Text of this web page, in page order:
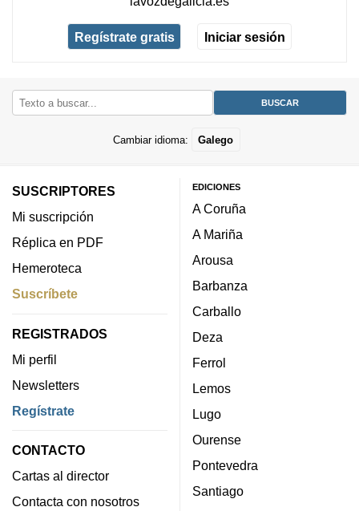
Regístrate gratis Iniciar sesión
Cambiar idioma: Galego
SUSCRIPTORES
Mi suscripción
Réplica en PDF
Hemeroteca
Suscríbete
REGISTRADOS
Mi perfil
Newsletters
Regístrate
CONTACTO
Cartas al director
Contacta con nosotros
EDICIONES
A Coruña
A Mariña
Arousa
Barbanza
Carballo
Deza
Ferrol
Lemos
Lugo
Ourense
Pontevedra
Santiago